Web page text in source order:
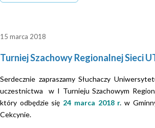
15 marca 2018
Turniej Szachowy Regionalnej Sieci
Serdecznie zapraszamy Słuchaczy
uczestnictwa w I Turnieju Szachowym
który odbędzie się 24 marca 2018 r. w
Cekcynie.